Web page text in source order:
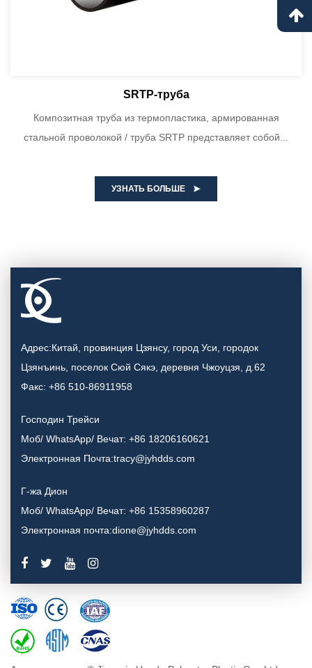
SRTP-труба
Композитная труба из термопластика, армированная
стальной проволокой / труба SRTP представляет собой...
УЗНАТЬ БОЛЬШЕ
Адрес:Китай, провинция Цзянсу, город Уси, городок
Цзянъинь, поселок Сюй Сякэ, деревня Чжоуцзя, д.62
Факс: +86 510-86911958
Господин Трейси
Моб/ WhatsApp/ Вечат: +86 18206160621
Электронная Почта:tracy@jyhdds.com
Г-жа Дион
Моб/ WhatsApp/ Вечат: +86 15358960287
Электронная почта:dione@jyhdds.com